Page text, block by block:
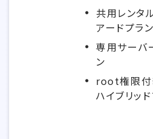
共用レンタ
アードプラン
専用サーバ
ン
root権限付
ハイブリッ